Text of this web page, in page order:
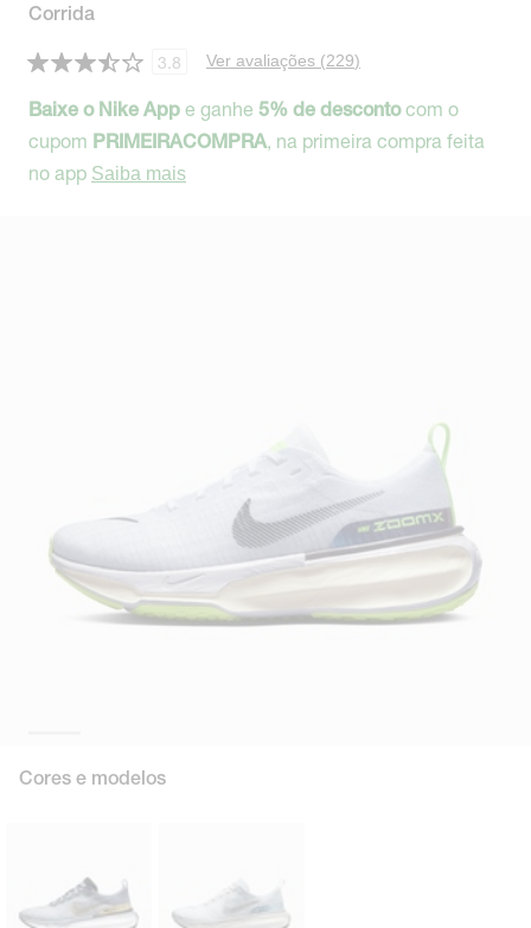
Corrida
3.8 Ver avaliações (229)
Baixe o Nike App e ganhe 5% de descontocom o
cupom PRIMEIRACOMPRA, na primeira compra feita
no app Saiba mais
Cores e modelos